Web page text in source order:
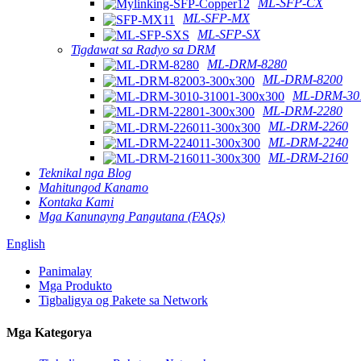
ML-SFP-CX
ML-SFP-MX
ML-SFP-SX
Tigdawat sa Radyo sa DRM
ML-DRM-8280
ML-DRM-8200
ML-DRM-
ML-DRM-2280
ML-DRM-2260
ML-DRM-2240
ML-DRM-2160
Teknikal nga Blog
Mahitungod Kanamo
Kontaka Kami
Mga Kanunayng Pangutana (FAQs)
English
Panimalay
Mga Produkto
Tigbaligya og Pakete sa Network
Mga Kategorya